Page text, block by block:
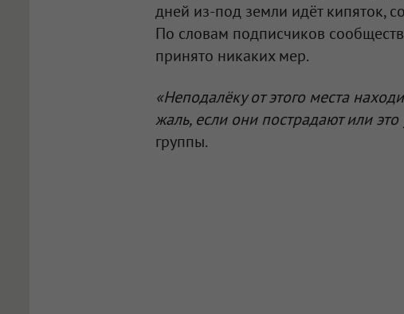
дней из-под земли идёт кипяток,
По словам подписчиков
принято никаких мер.
«Неподалёку от этого места
жаль, если они пострадают или
группы.